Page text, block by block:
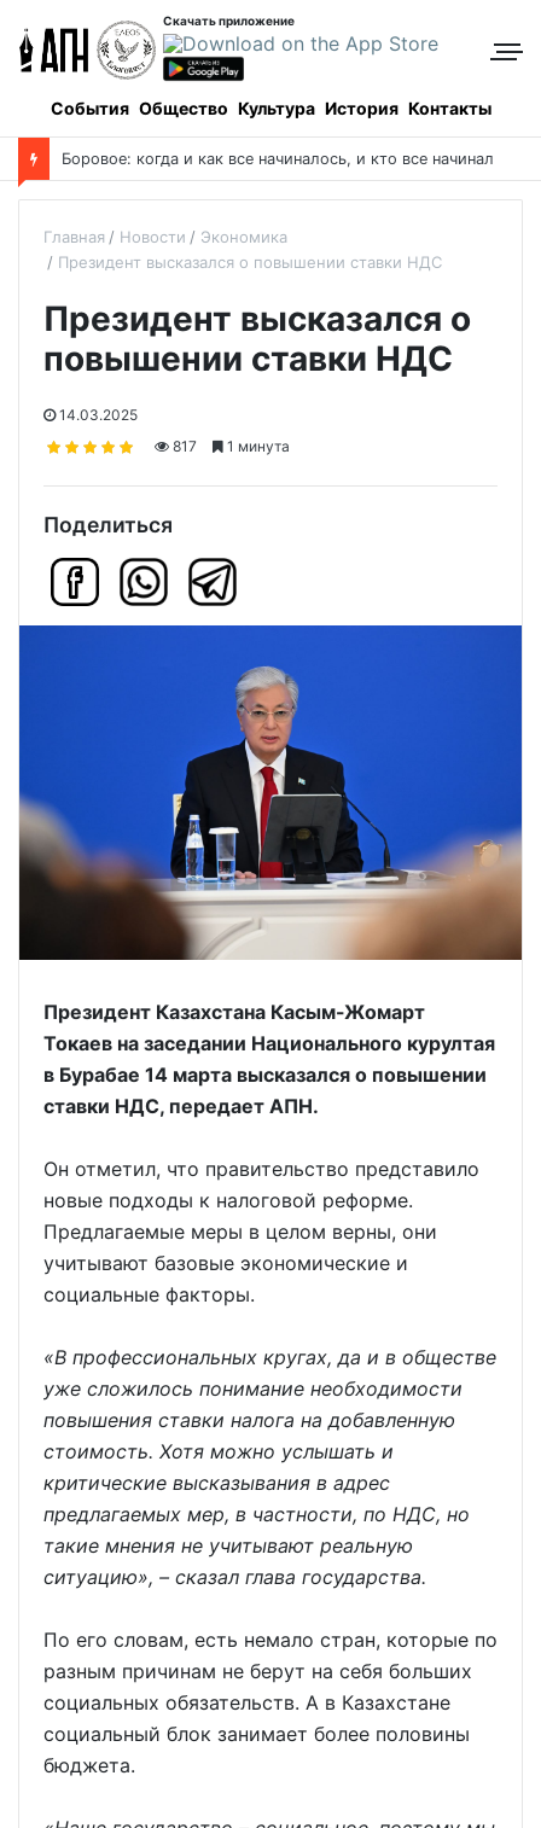
Скачать приложение
События Общество Культура История Контакты
Боровое: когда и как все начиналось, и кто все начинал
Главная Новости
Экономика
Президент высказался о повышении ставки НДС
Президент высказался о
повышении ставки НДС
14.03.2025
817
1 минута
Поделиться
Президент Казахстана Касым-Жомарт
Токаев на заседании Национального курултая
в Бурабае 14 марта высказался о повышении
ставки НДС, передает АПН.
Он отметил, что правительство представило
новые подходы к налоговой реформе.
Предлагаемые меры в целом верны, они
учитывают базовые экономические и
социальные факторы.
«В профессиональных кругах, да и в обществе
уже сложилось понимание необходимости
повышения ставки налога на добавленную
стоимость. Хотя можно услышать и
критические высказывания в адрес
предлагаемых мер, в частности, по НДС, но
такие мнения не учитывают реальную
ситуацию», – сказал глава государства.
По его словам, есть немало стран, которые по
разным причинам не берут на себя больших
социальных обязательств. А в Казахстане
социальный блок занимает более половины
бюджета.